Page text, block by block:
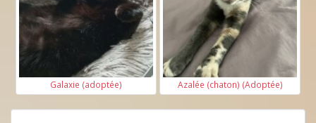
Galaxie (adoptée) Azalée (chaton) (Adoptée)